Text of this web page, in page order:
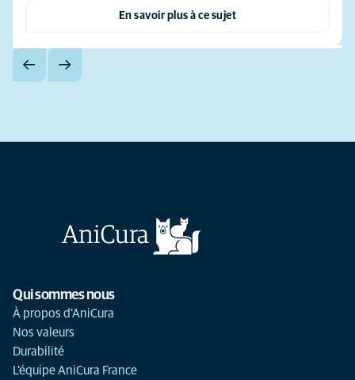
En savoir plus à ce sujet
Qui sommes nous
À propos d'AniCura
Nos valeurs
Durabilité
L'équipe AniCura France